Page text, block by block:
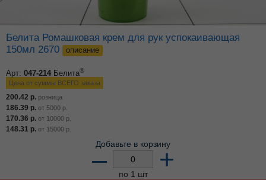
Белита Ромашковая крем для рук успокаивающая
150мл 2670
описание
Арт: 047-214 Белита®
Цена от суммы ВСЕГО заказа
200.42 р. розница
186.39 р. от 5000 р.
170.36 р. от 10000 р.
148.31 р. от 15000 р.
Добавьте в корзину
– +
по 1 шт